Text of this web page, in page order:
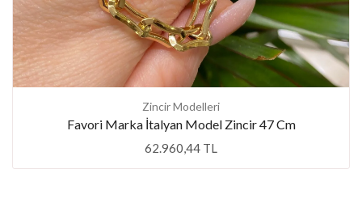
Zincir Modelleri
Favori Marka İtalyan Model Zincir 47 Cm
62.960,44 TL